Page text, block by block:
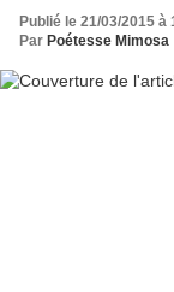
Publié le 21/03/2015 à
Par Poétesse Mimosa